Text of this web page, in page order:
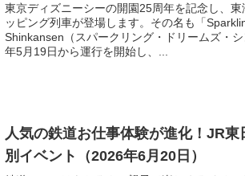
東京ディズニーシーの開園25周年を記念し、
ッピング列車が登場します。その名も「
Shinkansen（スパークリング・ドリームズ・
年5月19日から運行を開始し、...
人気の鉄道お仕事体験が進化！JR
別イベント（2026年6月20日）